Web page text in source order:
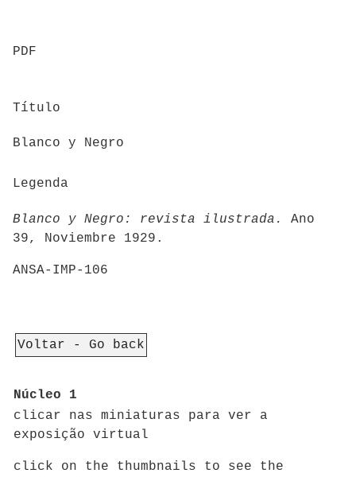
PDF
Título
Blanco y Negro
Legenda
Blanco y Negro: revista ilustrada. Ano
39, Noviembre 1929.
ANSA-IMP-106
Voltar - Go back
Núcleo 1
clicar nas miniaturas para ver a
exposição virtual
click on the thumbnails to see the